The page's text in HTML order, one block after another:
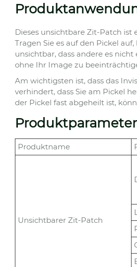
Dieses unsichtbare Zit-Patch ist
Tragen Sie es auf den Pickel
unsichtbar, dass andere es
ohne Ihr Image zu
Am wichtigsten ist, dass das
verhindert, dass Sie am Pickel
der Pickel fast abgeheilt ist,
Produktparameter
Produktname
Unsichtbarer Zit-Patch